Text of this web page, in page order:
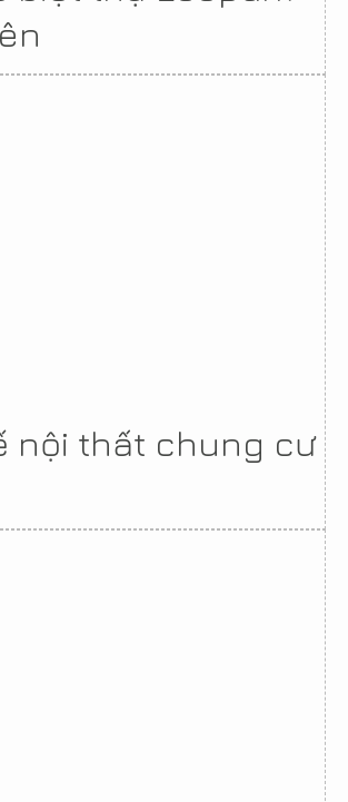
nội thất chung cư